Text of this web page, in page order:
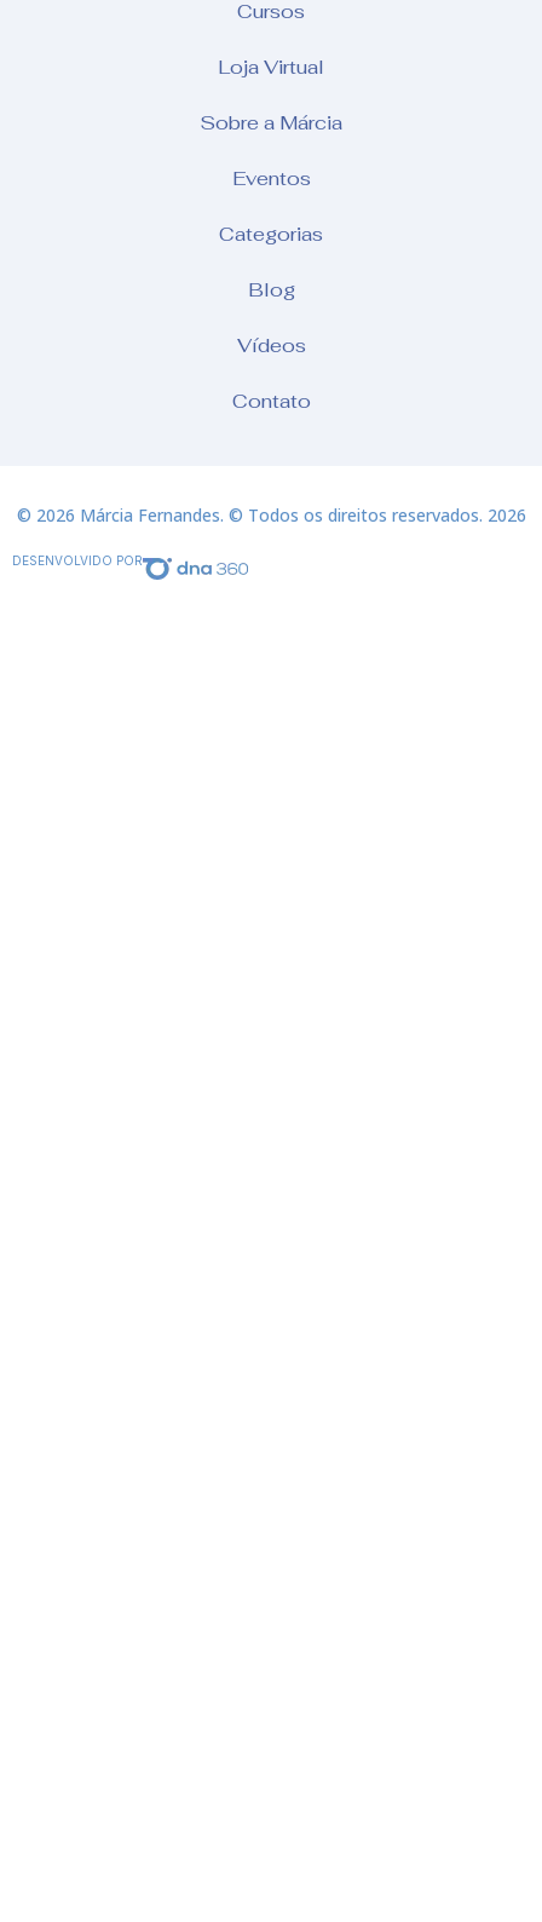
Cursos
Loja Virtual
Sobre a Márcia
Eventos
Categorias
Blog
Vídeos
Contato
© 2026 Márcia Fernandes. © Todos os direitos reservados. 2026
DESENVOLVIDO POR